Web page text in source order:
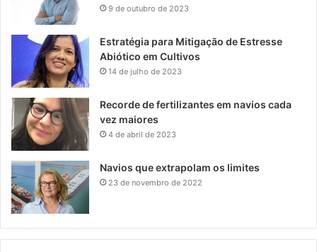
9 de outubro de 2023
Estratégia para Mitigação de Estresse
Abiótico em Cultivos
14 de julho de 2023
Recorde de fertilizantes em navios cada
vez maiores
4 de abril de 2023
Navios que extrapolam os limites
23 de novembro de 2022